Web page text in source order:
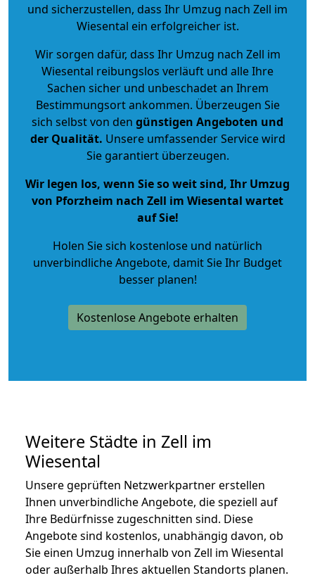
und sicherzustellen, dass Ihr Umzug nach Zell im
Wiesental ein erfolgreicher ist.
Wir sorgen dafür, dass Ihr Umzug nach Zell im
Wiesental reibungslos verläuft und alle Ihre
Sachen sicher und unbeschadet an Ihrem
Bestimmungsort ankommen. Überzeugen Sie
sich selbst von den günstigen Angeboten und
der Qualität. Unsere umfassender Service wird
Sie garantiert überzeugen.
Wir legen los, wenn Sie so weit sind, Ihr Umzug
von Pforzheim nach Zell im Wiesental wartet
auf Sie!
Holen Sie sich kostenlose und natürlich
unverbindliche Angebote, damit Sie Ihr Budget
besser planen!
Kostenlose Angebote erhalten
Weitere Städte in Zell im
Wiesental
Unsere geprüften Netzwerkpartner erstellen
Ihnen unverbindliche Angebote, die speziell auf
Ihre Bedürfnisse zugeschnitten sind. Diese
Angebote sind kostenlos, unabhängig davon, ob
Sie einen Umzug innerhalb von Zell im Wiesental
oder außerhalb Ihres aktuellen Standorts planen.